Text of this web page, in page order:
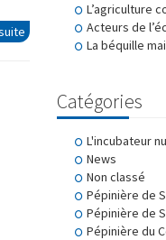
L’agriculture
Acteurs de
La béquille
Catégories
L'incubateur
News
Non classé
Pépinière de
Pépinière de
Pépinière du